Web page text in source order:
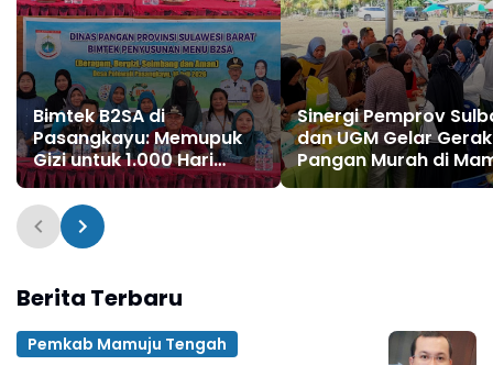
Bimtek B2SA di
Pasangkayu: Memupuk
Gizi untuk 1.000 Hari
Pertama Kehidupan
Sinergi Pemprov
dan UGM Gelar
Pangan Murah di
Berita Terbaru
Pemkab Mamuju Tengah